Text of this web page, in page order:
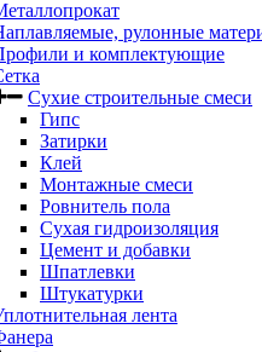
рулонные
и комплектующие
Сухие строительные смеси
Гипс
Затирки
Клей
Монтажные смеси
Ровнитель пола
Сухая гидроизоляция
Цемент и добавки
Шпатлевки
Штукатурки
лента